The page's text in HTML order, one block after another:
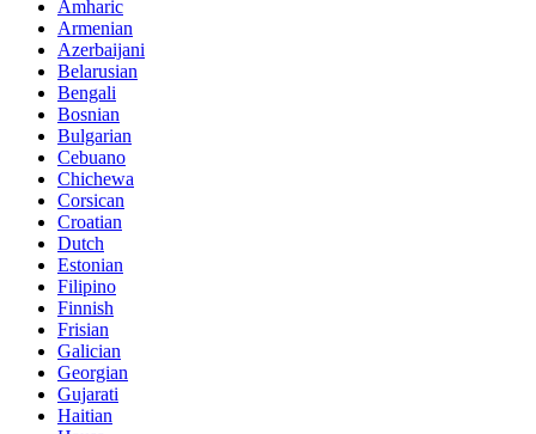
Amharic
Armenian
Azerbaijani
Belarusian
Bengali
Bosnian
Bulgarian
Cebuano
Chichewa
Corsican
Croatian
Dutch
Estonian
Filipino
Finnish
Frisian
Galician
Georgian
Gujarati
Haitian